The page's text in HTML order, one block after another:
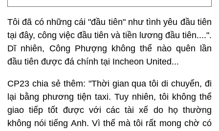
Tôi đã có những cái "đầu tiên" như tình yêu đầu tiên
tại đây, công việc đầu tiên và tiền lương đầu tiên....".
Dĩ nhiên, Công Phượng không thể nào quên lần
đầu tiên được đá chính tại Incheon United...
CP23 chia sẻ thêm: "Thời gian qua tôi di chuyển, đi
lại bằng phương tiện taxi. Tuy nhiên, tôi không thể
giao tiếp tốt được với các tài xế do họ thường
không nói tiếng Anh. Vì thế mà tôi rất mong chờ có